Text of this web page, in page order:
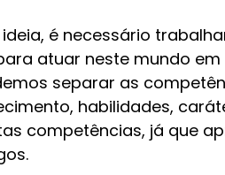
é necessário
atuar neste mundo
separar as
habilidades,
competências, já que